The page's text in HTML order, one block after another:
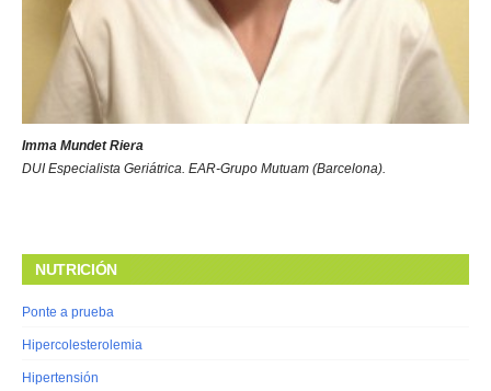
Imma Mundet Riera
DUI Especialista Geriátrica. EAR-Grupo Mutuam (Barcelona).
NUTRICIÓN
Ponte a prueba
Hipercolesterolemia
Hipertensión